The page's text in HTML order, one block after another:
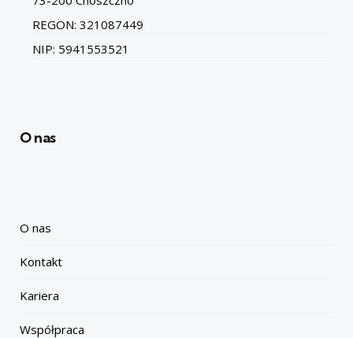
REGON: 321087449
NIP: 5941553521
O nas
O nas
Kontakt
Kariera
Współpraca